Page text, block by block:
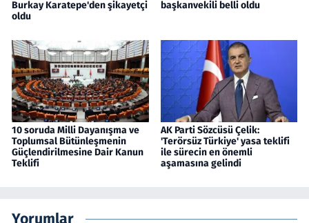
Burkay Karatepe'den şikayetçi
oldu
başkanvekili belli oldu
10 soruda Milli Dayanışma ve
Toplumsal Bütünleşmenin
Güçlendirilmesine Dair Kanun
Teklifi
AK Parti Sözcüsü Çelik:
'Terörsüz Türkiye' yasa teklifi
ile sürecin en önemli
aşamasına gelindi
Yorumlar